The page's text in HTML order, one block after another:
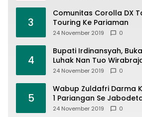
3
Comunitas Corolla DX
Touring Ke Pariaman
24 November 2019 0
4
Bupati Irdinansyah,
Luhak Nan Tuo
Offroad 2019
24 November 2019 0
5
Wabup Zuldafri Darma
1 Pariangan Se
24 November 2019 0